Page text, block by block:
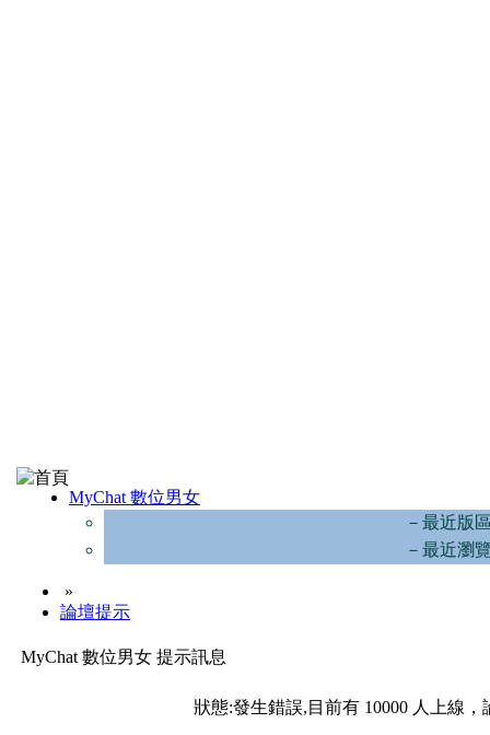
MyChat 數位男女
－最近版
－最近瀏
»
論壇提示
MyChat 數位男女 提示訊息
狀態:發生錯誤,目前有 10000 人上線